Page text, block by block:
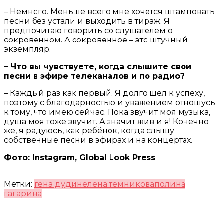
– Немного. Меньше всего мне хочется штамповать
песни без устали и выходить в тираж. Я
предпочитаю говорить со слушателем о
сокровенном. А сокровенное – это штучный
экземпляр.
– Что вы чувствуете, когда слышите свои
песни в эфире телеканалов и по радио?
– Каждый раз как первый. Я долго шёл к успеху,
поэтому с благодарностью и уважением отношусь
к тому, что имею сейчас. Пока звучит моя музыка,
душа моя тоже звучит. А значит жив и я! Конечно
же, я радуюсь, как ребёнок, когда слышу
собственные песни в эфирах и на концертах.
Фото: Instagram, Global Look Press
Метки: гена дудинелена темниковаполина
гагарина